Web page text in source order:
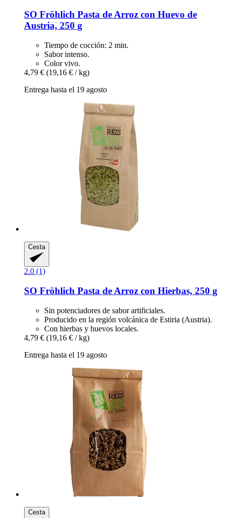
SO Fröhlich Pasta de Arroz con Huevo de
Austria, 250 g
Tiempo de cocción: 2 min.
Sabor intenso.
Color vivo.
4,79 € (19,16 € / kg)
Entrega hasta el 19 agosto
Cesta
2.0 (1)
SO Fröhlich Pasta de Arroz con Hierbas, 250 g
Sin potenciadores de sabor artificiales.
Producido en la región volcánica de Estiria (Austria).
Con hierbas y huevos locales.
4,79 € (19,16 € / kg)
Entrega hasta el 19 agosto
Cesta